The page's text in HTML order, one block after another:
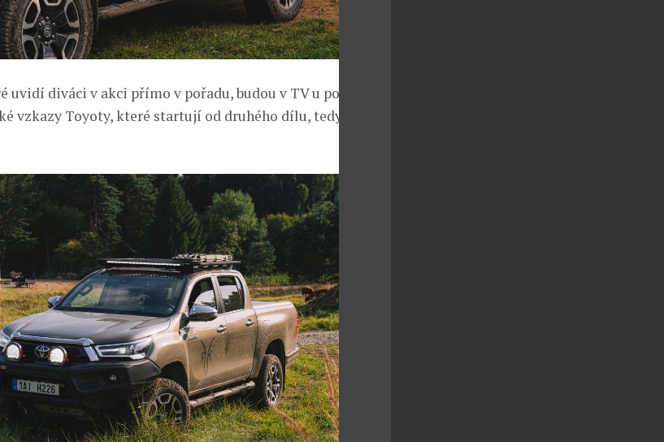
diváci v akci přímo v pořadu, budou v TV u pořadu
vzkazy Toyoty, které startují od druhého dílu, tedy od 31.